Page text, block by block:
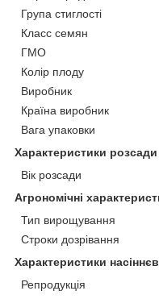
Група стиглості
Класс семян
ГМО
Колір плоду
Виробник
Країна виробник
Вага упаковки
Характеристики розсади
Вік розсади
Агрономічні
Тип вирощування
Строки дозрівання
Характеристики
Репродукція